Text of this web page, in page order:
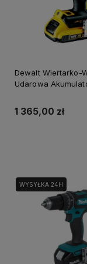
Dewalt Wiertarko-
Udarowa
2X2Ah Dcd796D2
1 365,00 zł
WYSYŁKA 24H